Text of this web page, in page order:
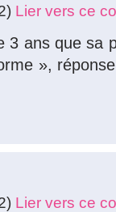
Lier vers ce
3 ans que sa
»,
Lier vers ce